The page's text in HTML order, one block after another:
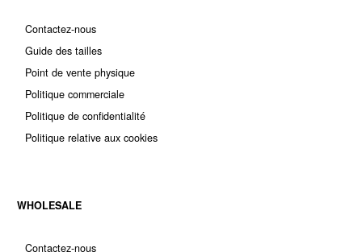
Contactez-nous
Guide des tailles
Point de vente physique
Politique commerciale
Politique de confidentialité
Politique relative aux cookies
WHOLESALE
Contactez-nous